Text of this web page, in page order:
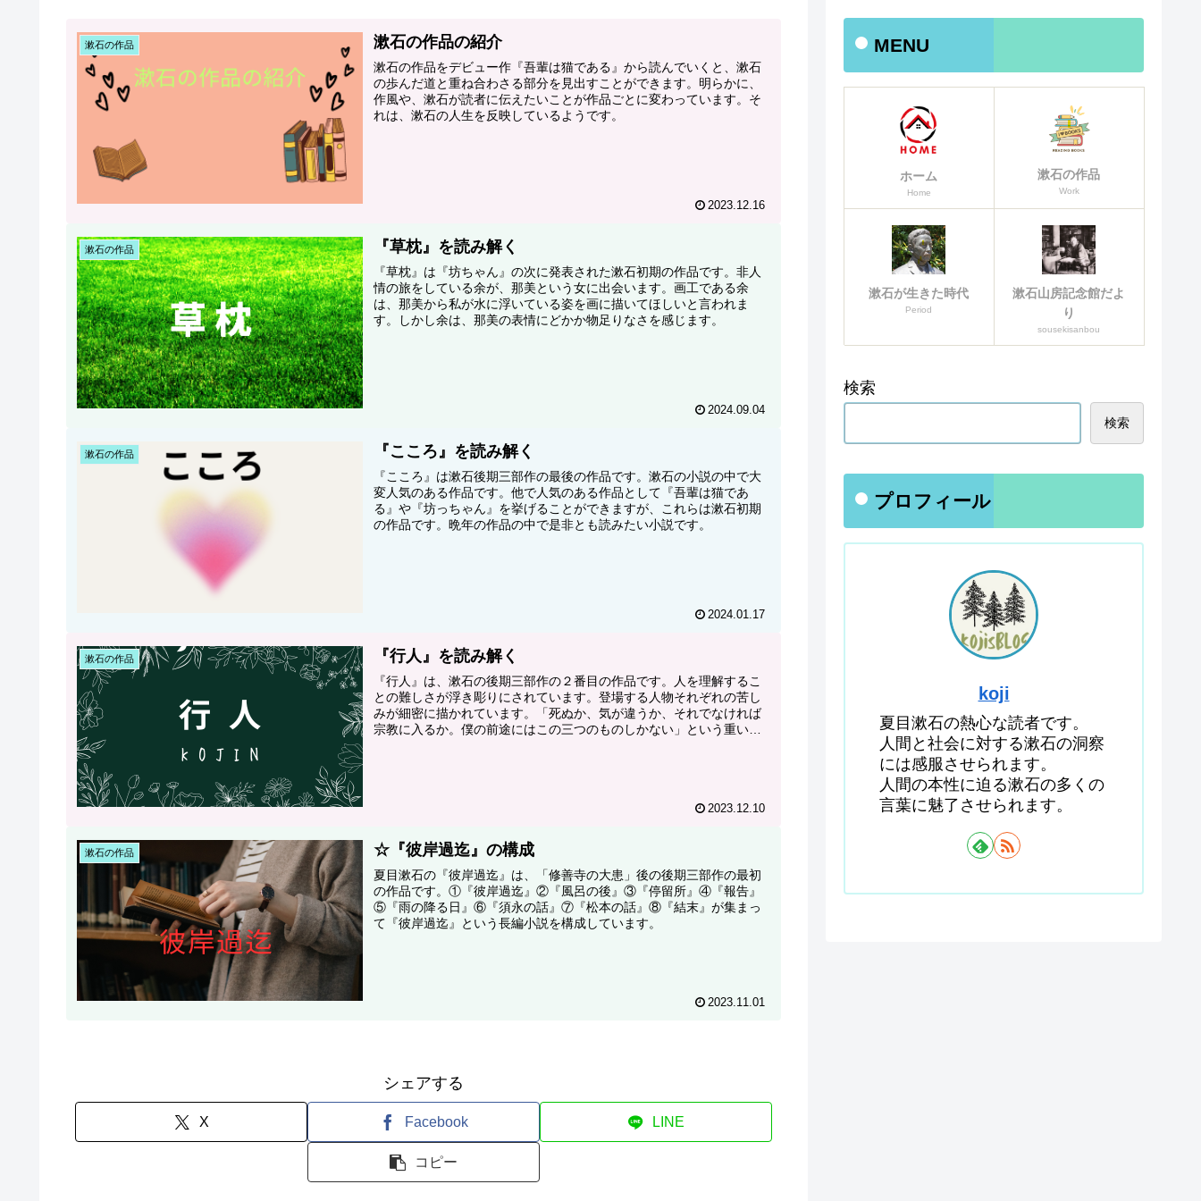
漱石の作品 漱石の作品の紹介
漱石の作品をデビュー作『吾輩は猫である』から読んでいくと、漱石
の歩んだ道と重ね合わさる部分を見出すことができます。明らかに、
作風や、漱石が読者に伝えたいことが作品ごとに変わっています。そ
れは、漱石の人生を反映しているようです。
2023.12.16
漱石の作品 『草枕』を読み解く
『草枕』は『坊ちゃん』の次に発表された漱石初期の作品です。非人
情の旅をしている余が、那美という女に出会います。画工である余
は、那美から私が水に浮いている姿を画に描いてほしいと言われま
す。しかし余は、那美の表情にどかか物足りなさを感じます。
2024.09.04
漱石の作品 『こころ』を読み解く
『こころ』は漱石後期三部作の最後の作品です。漱石の小説の中で大
変人気のある作品です。他で人気のある作品として『吾輩は猫であ
る』や『坊っちゃん』を挙げることができますが、これらは漱石初期
の作品です。晩年の作品の中で是非とも読みたい小説です。
2024.01.17
漱石の作品 『行人』を読み解く
『行人』は、漱石の後期三部作の２番目の作品です。人を理解するこ
との難しさが浮き彫りにされています。登場する人物それぞれの苦し
みが細密に描かれています。「死ぬか、気が違うか、それでなければ
宗教に入るか。僕の前途にはこの三つのものしかない」という重い言
2023.12.10
漱石の作品 ☆『彼岸過迄』の構成
夏目漱石の『彼岸過迄』は、「修善寺の大患」後の後期三部作の最初
の作品です。①『彼岸過迄』②『風呂の後』③『停留所』④『報告』
⑤『雨の降る日』⑥『須永の話』⑦『松本の話』⑧『結末』が集まっ
て『彼岸過迄』という長編小説を構成しています。
2023.11.01
シェアする
X Facebook LINE
コピー
MENU
ホーム
Home
漱石の作品
Work
漱石が生きた時代
Period
漱石山房記念館だよ
り
sousekisanbou
検索
検索
プロフィール
koji
夏目漱石の熱心な読者です。
人間と社会に対する漱石の洞察
には感服させられます。
人間の本性に迫る漱石の多くの
言葉に魅了させられます。